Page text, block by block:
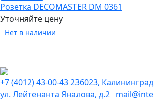
Розетка DECOMASTER DM 0361
Уточняйте цену
Нет в наличии
+7 (4012) 43-00-43236023,
ул. Лейтенанта Яналова, д.2